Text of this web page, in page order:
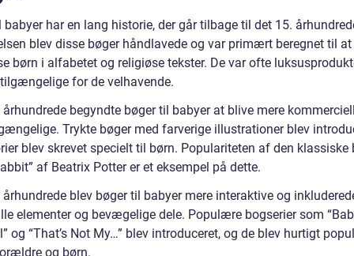
babyer har en lang historie, der går tilbage til det 15.
blev disse bøger håndlavede og var primært beregnet til at
børn i alfabetet og religiøse tekster. De var ofte
for de velhavende.
århundrede begyndte bøger til babyer at blive mere
Trykte bøger med farverige illustrationer blev
blev skrevet specielt til børn. Populariteten af den klassiske
af Beatrix Potter er et eksempel på dette.
århundrede blev bøger til babyer mere interaktive og
elementer og bevægelige dele. Populære bogserier som
og “That’s Not My…” blev introduceret, og de blev hurtigt
og børn.